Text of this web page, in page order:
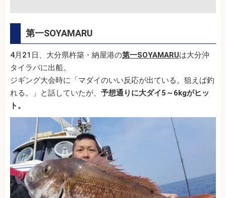
第一SOYAMARU
4月21日、大分県杵築・納屋港の第一SOYAMARUは大分沖
タイラバに出船。
ジギング大会時に「マダイのいい反応が出ている。狙えば釣
れる。」と話していたが、 予想通りに大ダイ5～6kgがヒッ
ト。